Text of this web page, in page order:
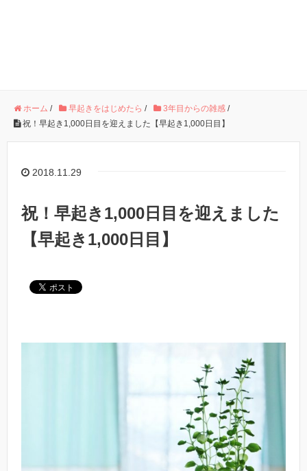
ホーム / 早起きをはじめたら / 3年目からの雑感 /
祝！早起き1,000日目を迎えました【早起き1,000日目】
2018.11.29
祝！早起き1,000日目を迎えました
【早起き1,000日目】